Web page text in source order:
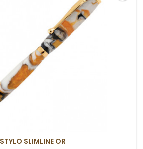
STYLO SLIMLINE OR